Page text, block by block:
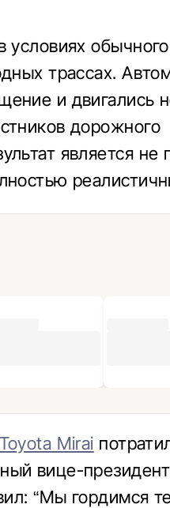
условиях
трассах.
и двигались
дорожного
является не
Toyota Mirai
вице-
“Мы гордимся